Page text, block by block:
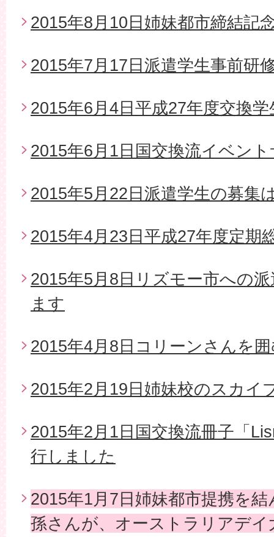
2015年8月10日姉妹都市締結記
2015年7月17日派遣学生事前研
2015年6月4日平成27年度交換
2015年6月1日国交換流イベン
2015年5月22日派遣学生の募集
2015年4月23日平成27年度定期
2015年5月8日リズモー市への
ます
2015年4月8日コリーンさんを
2015年2月19日姉妹校のスカイ
2015年2月1日国交換流冊子「
行しました
2015年1月7日姉妹都市提携を
孫さんが、オーストラリアデ